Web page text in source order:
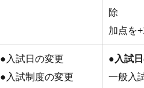
除
加点を
●入試日の変更
●入試制度の変更
●入試
一般入